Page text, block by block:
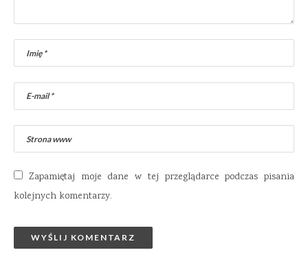
Zapamiętaj moje dane w tej przeglądarce podczas pisania
kolejnych komentarzy.